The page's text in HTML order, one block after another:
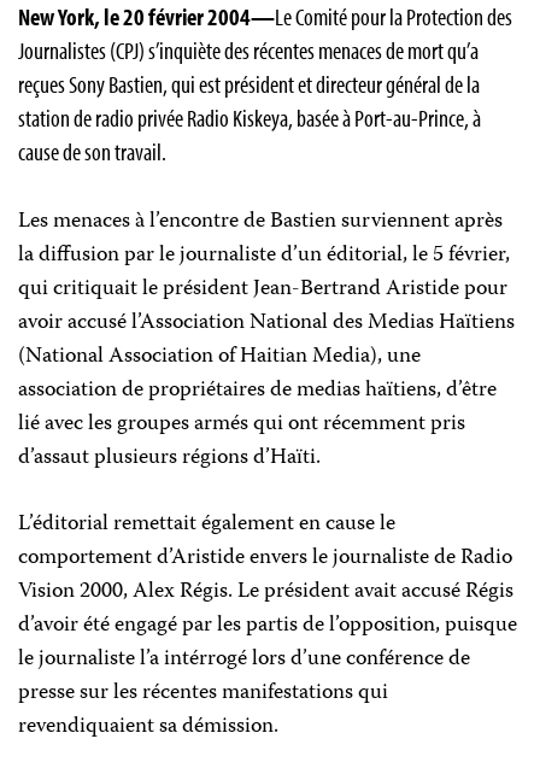
New York, le 20 février 2004—Le Comité pour la Protection des
Journalistes (CPJ) s’inquiète des récentes menaces de mort qu’a
reçues Sony Bastien, qui est président et directeur général de la
station de radio privée Radio Kiskeya, basée à Port-au-Prince, à
cause de son travail.
Les menaces à l’encontre de Bastien surviennent après
la diffusion par le journaliste d’un éditorial, le 5 février,
qui critiquait le président Jean-Bertrand Aristide pour
avoir accusé l’Association National des Medias Haïtiens
(National Association of Haitian Media), une
association de propriétaires de medias haïtiens, d’être
lié avec les groupes armés qui ont récemment pris
d’assaut plusieurs régions d’Haïti.
L’éditorial remettait également en cause le
comportement d’Aristide envers le journaliste de Radio
Vision 2000, Alex Régis. Le président avait accusé Régis
d’avoir été engagé par les partis de l’opposition, puisque
le journaliste l’a intérrogé lors d’une conférence de
presse sur les récentes manifestations qui
revendiquaient sa démission.